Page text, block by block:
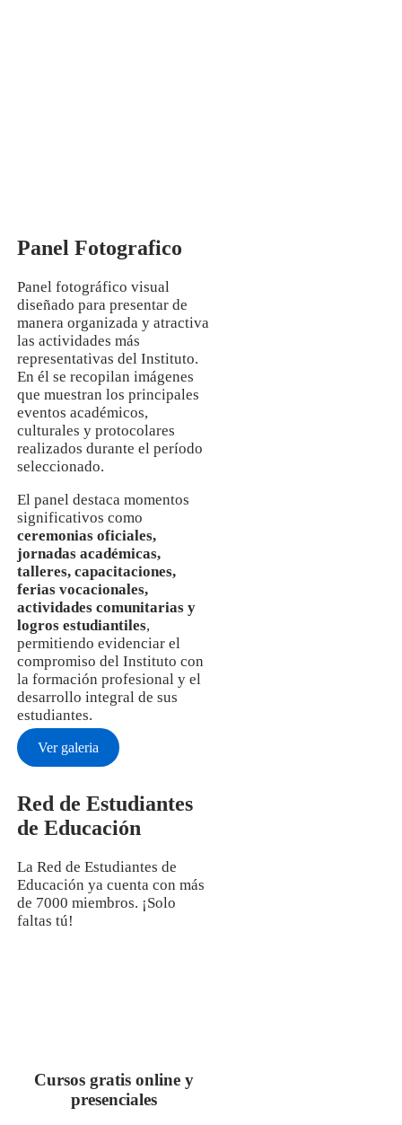
Panel Fotografico
Panel fotográfico visual
diseñado para presentar de
manera organizada y atractiva
las actividades más
representativas del Instituto.
En él se recopilan imágenes
que muestran los principales
eventos académicos,
culturales y protocolares
realizados durante el período
seleccionado.
El panel destaca momentos
significativos como
ceremonias oficiales,
jornadas académicas,
talleres, capacitaciones,
ferias vocacionales,
actividades comunitarias y
logros estudiantiles,
permitiendo evidenciar el
compromiso del Instituto con
la formación profesional y el
desarrollo integral de sus
estudiantes.
Ver galeria
Red de Estudiantes
de Educación
La Red de Estudiantes de
Educación ya cuenta con más
de 7000 miembros. ¡Solo
faltas tú!
Cursos gratis online y
presenciales